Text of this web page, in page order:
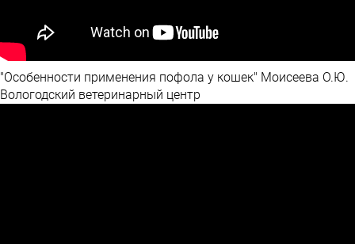
"Особенности применения пофола у кошек" Моисеева О.Ю.
Вологодский ветеринарный центр